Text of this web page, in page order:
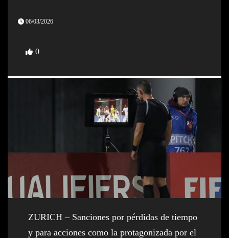
06/03/2026
0
ZURICH – Sanciones por pérdidas de tiempo
y para acciones como la protagonizada por el